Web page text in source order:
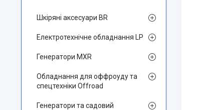
Шкіряні аксесуари BR
Електротехнічне обладнання LP
Генератори MXR
Обладнання для оффроуду та
спецтехніки Offroad
Генератори та садовий